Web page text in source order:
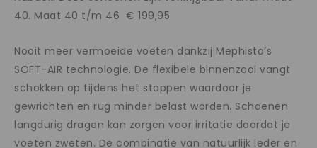
40. Maat 40 t/m 46 € 199,95
Nooit meer vermoeide voeten dankzij Mephisto’s
SOFT-AIR technologie. De flexibele binnenzool vangt
schokken op tijdens het stappen waardoor je
gewrichten en rug minder belast worden. Schoenen
langdurig dragen kan zorgen voor irritatie doordat je
voeten zweten. De combinatie van natuurlijk leder en